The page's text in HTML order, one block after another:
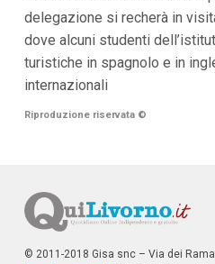
a
i
n
f
n
delegazione si recherà in
dove alcuni studenti
turistiche in spagnolo e in
internazionali
Riproduzione riservata ©
© 2011-2018 Gisa snc – Via dei